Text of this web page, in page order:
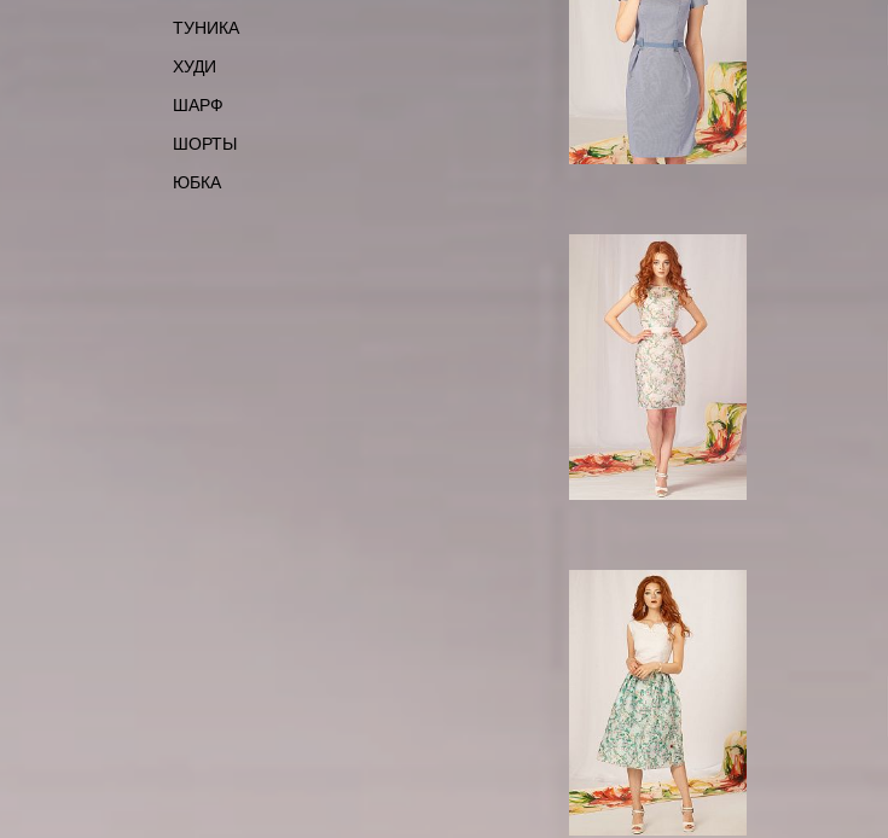
ТУНИКА
ХУДИ
ШАРФ
ШОРТЫ
ЮБКА